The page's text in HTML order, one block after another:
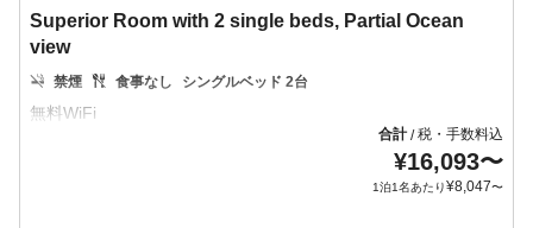
Superior Room with 2 single beds, Partial Ocean
view
禁煙 食事なし シングルベッド 2台
合計/税・手数料込
¥16,093〜
1泊1名あたり¥8,047〜